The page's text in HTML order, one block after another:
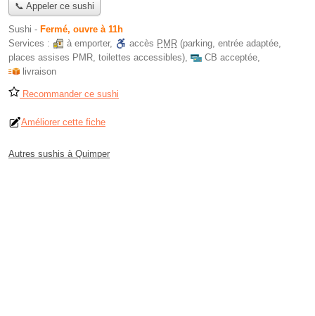
📞 Appeler ce sushi
Sushi - Fermé, ouvre à 11h
Services :
à emporter, accès PMR (parking, entrée adaptée,
places assises PMR, toilettes accessibles), CB acceptée,
livraison
Recommander ce sushi
Améliorer cette fiche
Autres sushis à Quimper